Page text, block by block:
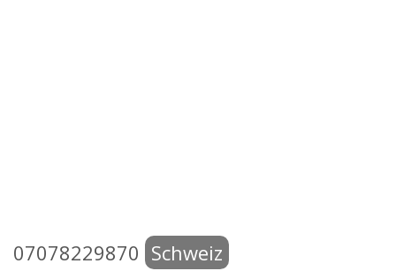
07078229870 Schweiz